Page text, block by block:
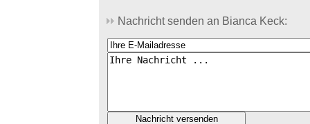
Nachricht senden an Bianca Keck: